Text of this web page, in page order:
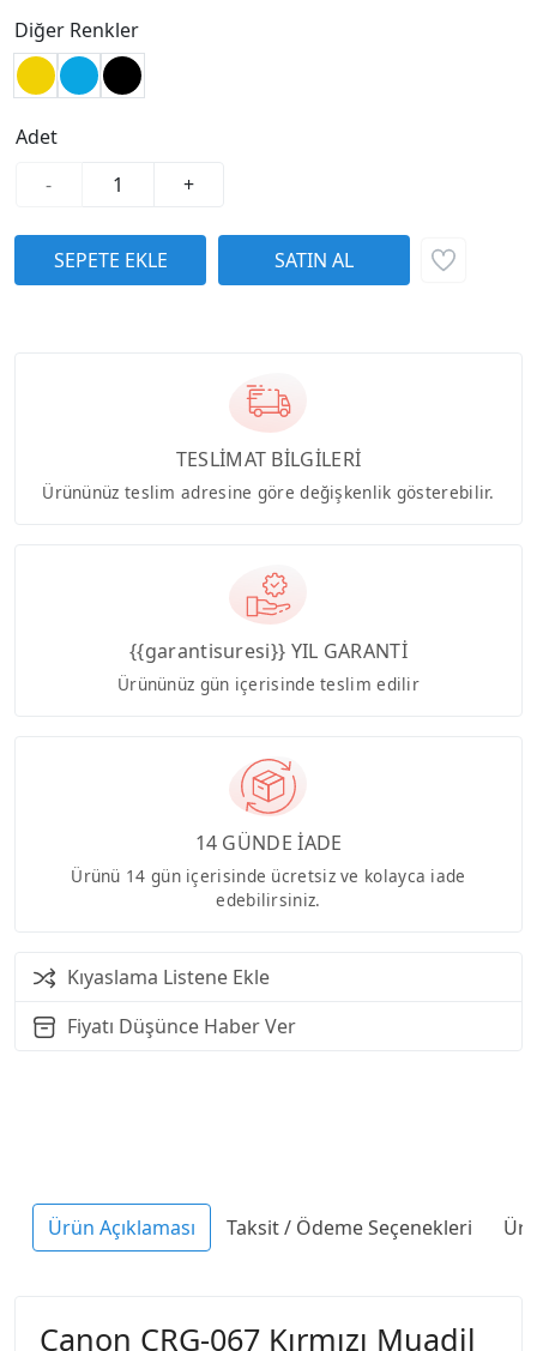
Diğer Renkler
Adet
-
+
TESLİMAT BİLGİLERİ
Ürününüz teslim adresine göre değişkenlik gösterebilir.
{{garantisuresi}} YIL GARANTİ
Ürününüz gün içerisinde teslim edilir
14 GÜNDE İADE
Ürünü 14 gün içerisinde ücretsiz ve kolayca iade
edebilirsiniz.
Kıyaslama Listene Ekle
Fiyatı Düşünce Haber Ver
Ürün Açıklaması Taksit / Ödeme Seçenekleri
Canon CRG-067 Kırmızı Muadil